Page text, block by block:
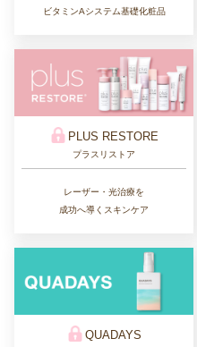
ビタミンAシステム基礎化粧品
PLUS RESTORE
プラスリストア
レーザー・光治療を
成功へ導くスキンケア
QUADAYS